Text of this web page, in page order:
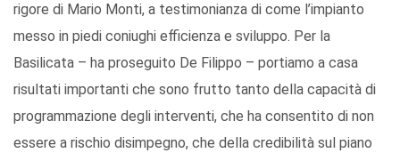
rigore di Mario Monti, a testimonianza di come l’impianto
messo in piedi coniughi efficienza e sviluppo. Per la
Basilicata – ha proseguito De Filippo – portiamo a casa
risultati importanti che sono frutto tanto della capacità di
programmazione degli interventi, che ha consentito di non
essere a rischio disimpegno, che della credibilità sul piano